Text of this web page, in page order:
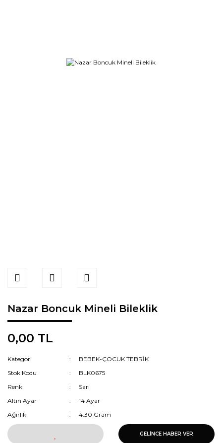
Nazar Boncuk Mineli Bileklik
0,00 TL
Kategori
BEBEK-ÇOCUK TEBRİK
Stok Kodu
BLK0675
Renk
Sarı
Altın Ayar
14 Ayar
Ağırlık
4.30 Gram
GELİNCE HABER VER